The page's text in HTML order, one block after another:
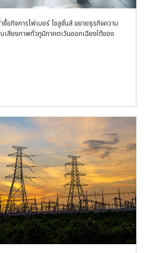
ซื้อกิจการไฟเบอร์ โซลูชั่นส์ ขยายธุรกิจความ
เสียงภาพทั่วภูมิภาคตะวันออกเฉียงใต้ของ